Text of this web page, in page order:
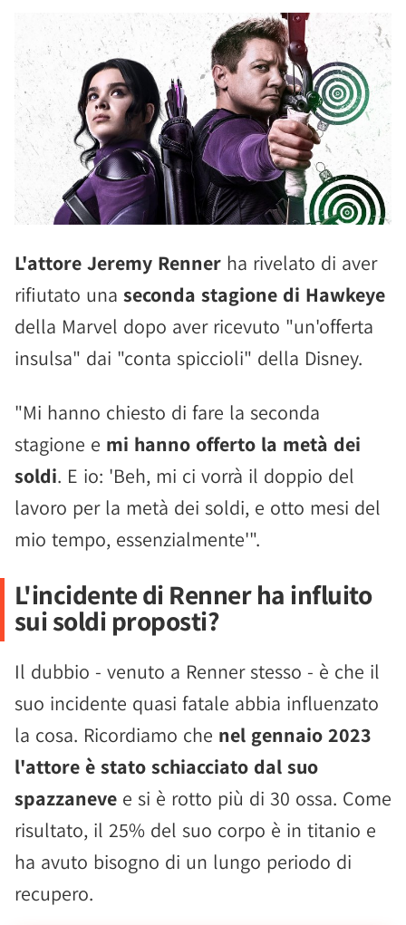
L'attore Jeremy Renner ha rivelato di aver
rifiutato una seconda stagione di Hawkeye
della Marvel dopo aver ricevuto "un'offerta
insulsa" dai "conta spiccioli" della Disney.
"Mi hanno chiesto di fare la seconda
stagione e mi hanno offerto la metà dei
soldi. E io: 'Beh, mi ci vorrà il doppio del
lavoro per la metà dei soldi, e otto mesi del
mio tempo, essenzialmente'".
L'incidente di Renner ha influito
sui soldi proposti?
Il dubbio - venuto a Renner stesso - è che il
suo incidente quasi fatale abbia influenzato
la cosa. Ricordiamo che nel gennaio 2023
l'attore è stato schiacciato dal suo
spazzaneve e si è rotto più di 30 ossa. Come
risultato, il 25% del suo corpo è in titanio e
ha avuto bisogno di un lungo periodo di
recupero.